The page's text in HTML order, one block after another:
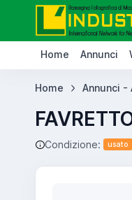
Home Annunci
Home Annunci -
Condizione: usato